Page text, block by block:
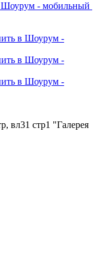
Шоурум - мобильный
в Шоурум -
в Шоурум -
в Шоурум -
вл31 стр1 "Галерея